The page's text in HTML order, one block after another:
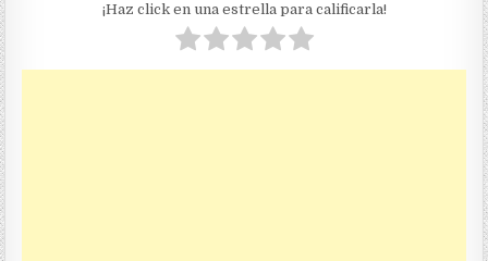
¡Haz click en una estrella para calificarla!